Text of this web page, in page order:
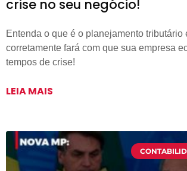
crise no seu negócio!
Entenda o que é o planejamento tributário
corretamente fará com que sua empresa
tempos de crise!
LEIA MAIS